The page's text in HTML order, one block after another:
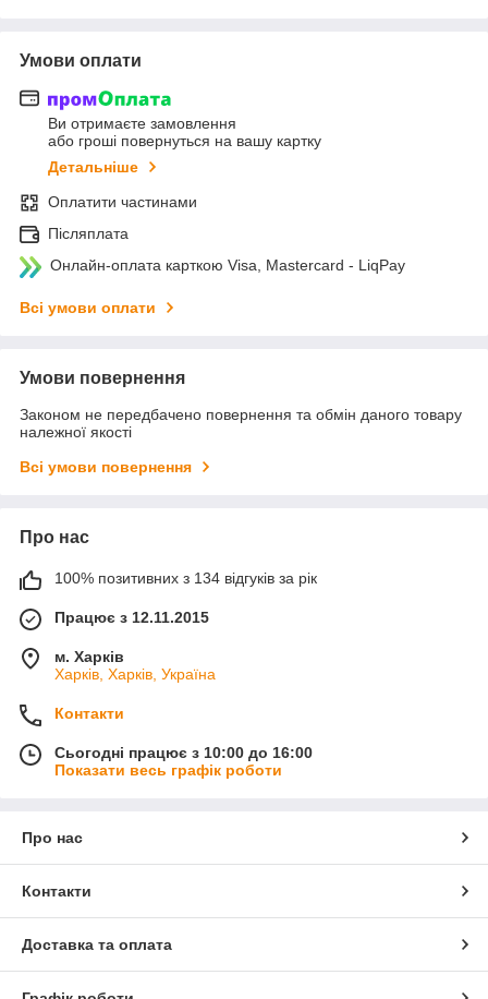
Умови оплати
Ви отримаєте замовлення
або гроші повернуться на вашу картку
Детальніше
Оплатити частинами
Післяплата
Онлайн-оплата карткою Visa, Mastercard - LiqPay
Всі умови оплати
Умови повернення
Законом не передбачено повернення та обмін даного товару
належної якості
Всі умови повернення
Про нас
100% позитивних з 134 відгуків за рік
Працює з 12.11.2015
м. Харків
Харків, Харків, Україна
Контакти
Сьогодні працює з 10:00 до 16:00
Показати весь графік роботи
Про нас
Контакти
Доставка та оплата